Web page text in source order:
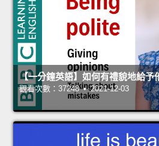
【一分鐘英語】如何有禮貌地給予
觀看次數：37248 • 2021-12-03